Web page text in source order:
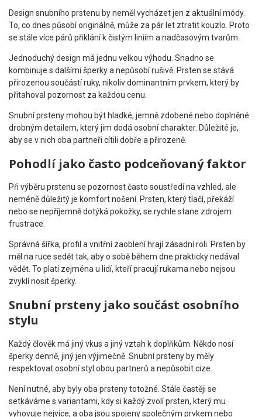
Design snubního prstenu by neměl vycházet jen z aktuální módy.
To, co dnes působí originálně, může za pár let ztratit kouzlo. Proto
se stále více párů přiklání k čistým liniím a nadčasovým tvarům.
Jednoduchý design má jednu velkou výhodu. Snadno se
kombinuje s dalšími šperky a nepůsobí rušivě. Prsten se stává
přirozenou součástí ruky, nikoliv dominantním prvkem, který by
přitahoval pozornost za každou cenu.
Snubní prsteny mohou být hladké, jemně zdobené nebo doplněné
drobným detailem, který jim dodá osobní charakter. Důležité je,
aby se v nich oba partneři cítili dobře a přirozeně.
Pohodlí jako často podceňovaný faktor
Při výběru prstenu se pozornost často soustředí na vzhled, ale
neméně důležitý je komfort nošení. Prsten, který tlačí, překáží
nebo se nepříjemně dotýká pokožky, se rychle stane zdrojem
frustrace.
Správná šířka, profil a vnitřní zaoblení hrají zásadní roli. Prsten by
měl na ruce sedět tak, aby o sobě během dne prakticky nedával
vědět. To platí zejména u lidí, kteří pracují rukama nebo nejsou
zvyklí nosit šperky.
Snubní prsteny jako součást osobního
stylu
Každý člověk má jiný vkus a jiný vztah k doplňkům. Někdo nosí
šperky denně, jiný jen výjimečně. Snubní prsteny by měly
respektovat osobní styl obou partnerů a nepůsobit cize.
Není nutné, aby byly oba prsteny totožné. Stále častěji se
setkáváme s variantami, kdy si každý zvolí prsten, který mu
vyhovuje nejvíce, a oba jsou spojeny společným prvkem nebo